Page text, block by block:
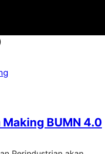
BUMN 4.0